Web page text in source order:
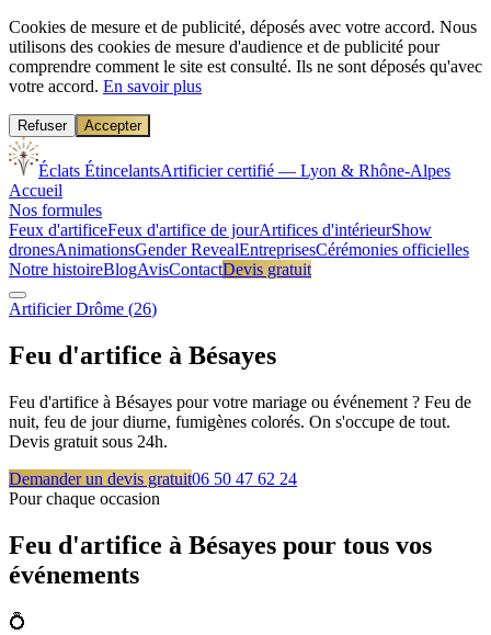
Cookies de mesure et de publicité, déposés avec votre accord. Nous
utilisons des cookies de mesure d'audience et de publicité pour
comprendre comment le site est consulté. Ils ne sont déposés qu'avec
votre accord. En savoir plus
Refuser Accepter
Éclats ÉtincelantsArtificier certifié — Lyon & Rhône-Alpes
Accueil
Nos formules
Feux d'artificeFeux d'artifice de jourArtifices d'intérieurShow
dronesAnimationsGender RevealEntreprisesCérémonies officielles
Notre histoireBlogAvisContactDevis gratuit
ArtificierDrôme (26)
Feu d'artifice à Bésayes
Feu d'artifice à Bésayes pour votre mariage ou événement ? Feu de
nuit, feu de jour diurne, fumigènes colorés. On s'occupe de tout.
Devis gratuit sous 24h.
Demander un devis gratuit06 50 47 62 24
Pour chaque occasion
Feu d'artifice à Bésayes pour tous vos
événements
💍